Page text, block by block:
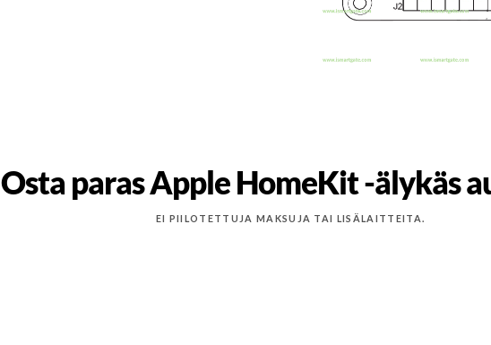
Osta paras Apple HomeKit -älykäs
EI PIILOTETTUJA MAKSUJA TAI LISÄLAITTEITA.